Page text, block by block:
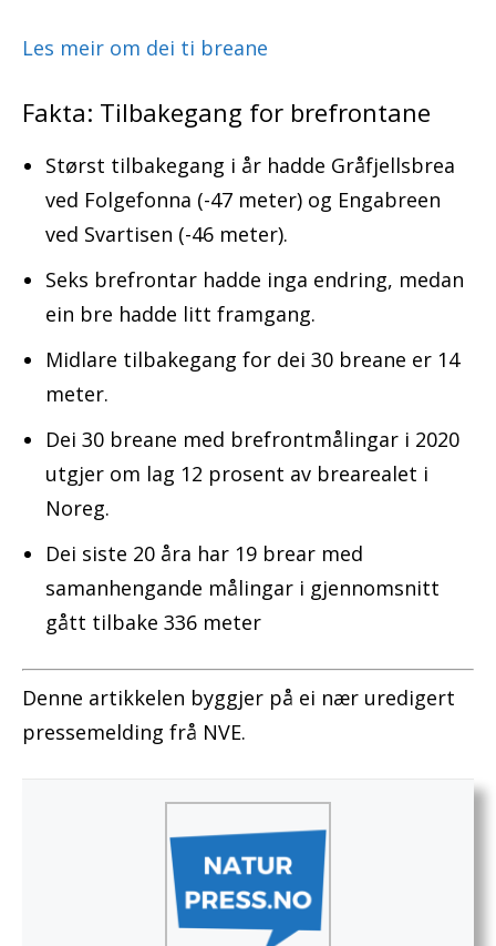
Les meir om dei ti breane
Fakta: Tilbakegang for brefrontane
Størst tilbakegang i år hadde Gråfjellsbrea
ved Folgefonna (-47 meter) og Engabreen
ved Svartisen (-46 meter).
Seks brefrontar hadde inga endring, medan
ein bre hadde litt framgang.
Midlare tilbakegang for dei 30 breane er 14
meter.
Dei 30 breane med brefrontmålingar i 2020
utgjer om lag 12 prosent av brearealet i
Noreg.
Dei siste 20 åra har 19 brear med
samanhengande målingar i gjennomsnitt
gått tilbake 336 meter
Denne artikkelen byggjer på ei nær uredigert
pressemelding frå NVE.